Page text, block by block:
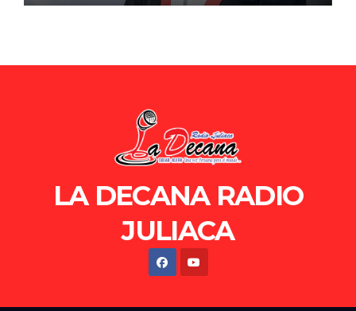
LA DECANA RADIO
JULIACA